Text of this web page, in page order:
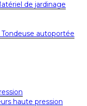
de jardinage
autoportée
haute pression